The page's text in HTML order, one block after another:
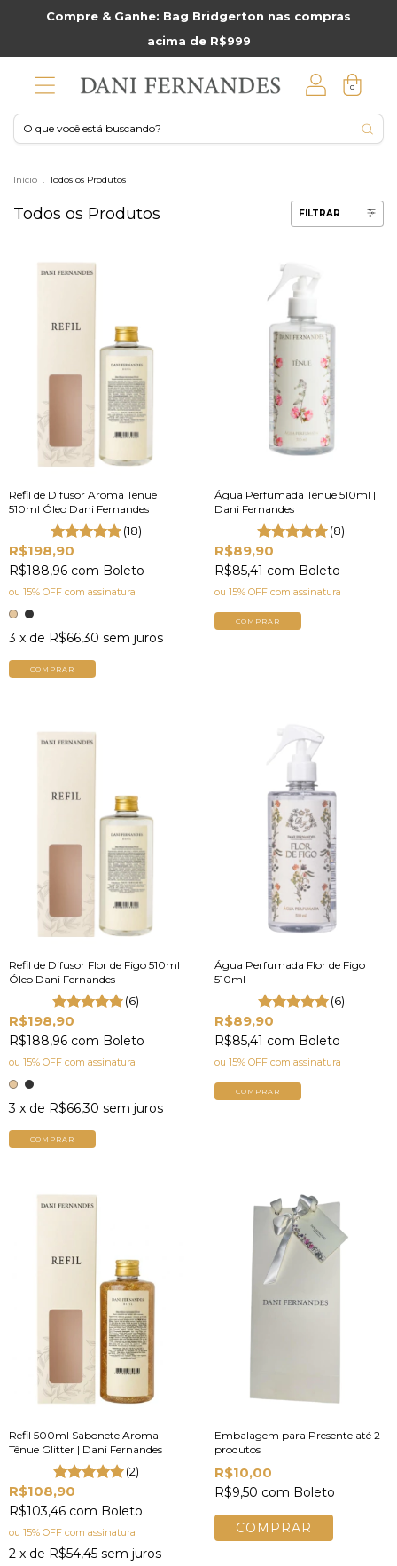
Compre & Ganhe: Bag Bridgerton nas compras
acima de R$999
0
Início Todos os Produtos
Todos os Produtos FILTRAR
Refil de Difusor Aroma Tênue
510ml Óleo Dani Fernandes
(18)
R$198,90
R$188,96 com Boleto
ou 15% OFF com assinatura
3 x de R$66,30 sem juros
COMPRAR
Água Perfumada Tênue 510ml |
Dani Fernandes
(8)
R$89,90
R$85,41 com Boleto
ou 15% OFF com assinatura
COMPRAR
Refil de Difusor Flor de Figo 510ml
Óleo Dani Fernandes
(6)
R$198,90
R$188,96 com Boleto
ou 15% OFF com assinatura
3 x de R$66,30 sem juros
COMPRAR
Água Perfumada Flor de Figo
510ml
(6)
R$89,90
R$85,41 com Boleto
ou 15% OFF com assinatura
COMPRAR
Refil 500ml Sabonete Aroma
Tênue Glitter | Dani Fernandes
(2)
R$108,90
R$103,46 com Boleto
ou 15% OFF com assinatura
2 x de R$54,45 sem juros
Embalagem para Presente até 2
produtos
R$10,00
R$9,50 com Boleto